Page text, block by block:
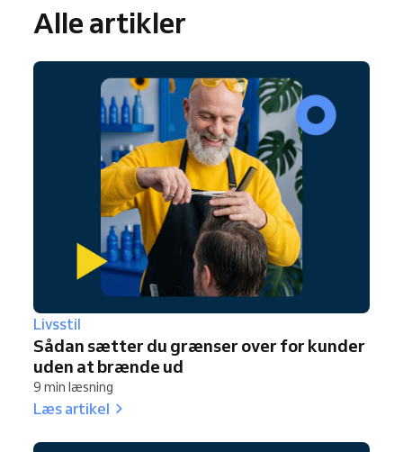
Alle artikler
Livsstil
Sådan sætter du grænser over for kunder
uden at brænde ud
9 min læsning
Læs artikel